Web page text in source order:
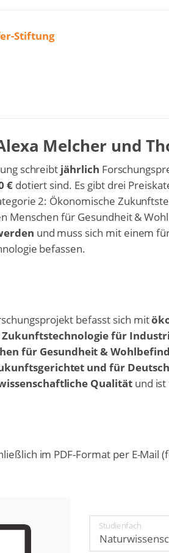
Stiftung
Melcher und
schreibt jährlich
€dotiert sind. Es gibt drei
2: Ökonomische
Menschen für Gesundheit &
und muss sich mit einem
befassen.
befasst sich mit
für
für Gesundheit &
und für
Qualitätund ist
im PDF-Format per E-Mail
Studienfach